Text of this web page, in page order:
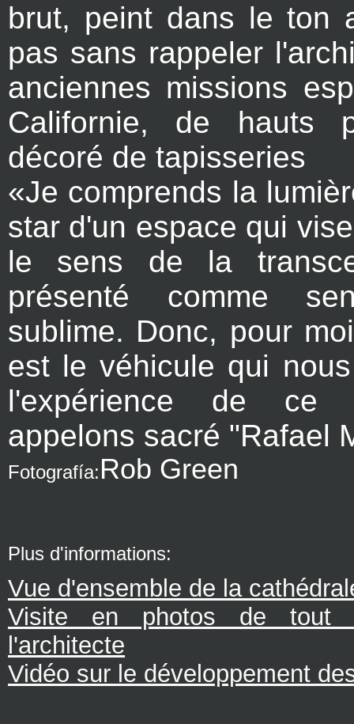
brut, peint dans le ton
pas sans rappeler
anciennes missions
Californie, de hauts
décoré de tapisseries
«Je comprends la
star d'un espace qui
le sens de la
présenté comme
sublime. Donc, pour
est le véhicule qui
l'expérience de ce
appelons sacré "Rafael
Fotografía:Rob Green
Plus d'informations:
Vue d'ensemble de la
Visite en photos de tout
l'architecte
Vidéo sur le développement